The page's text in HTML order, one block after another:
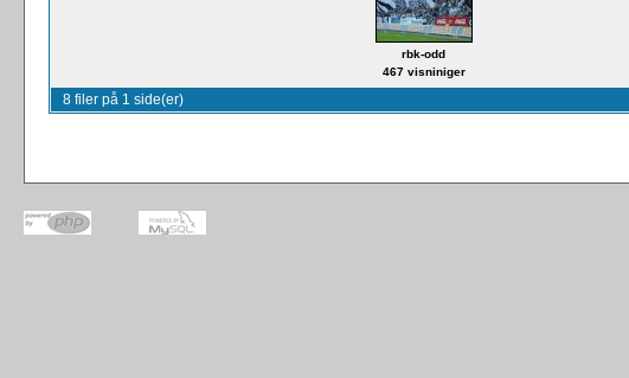
rbk-odd
467 visniniger
8 filer på 1 side(er)